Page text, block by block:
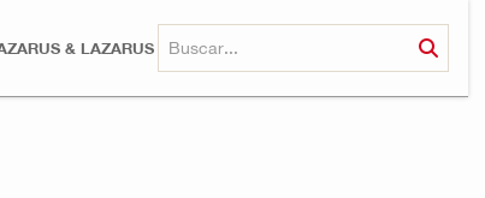
& LAZARUS